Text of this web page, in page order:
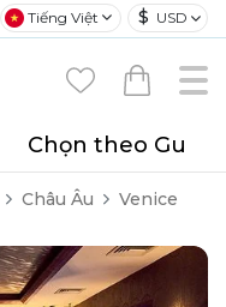
Tiếng Việt $ USD
Chọn theo Gu
Châu Âu Venice